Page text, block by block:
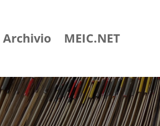
Archivio MEIC.NET